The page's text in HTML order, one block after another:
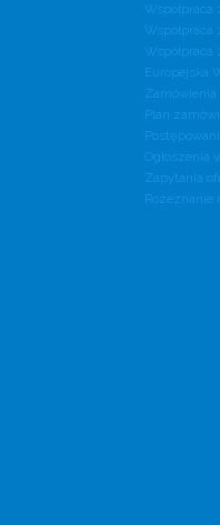
Współpraca
Współpraca
Europejska
Zamówienia
Plan
Ogłoszenia
Zapytania
Rozeznanie